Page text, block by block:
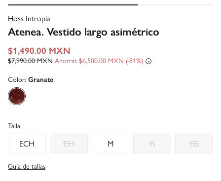
Hoss Intropia
Atenea. Vestido largo asimétrico
$1,490.00 MXN
$7,990.00 MXN Ahorras $6,500.00 MXN 81
Color: Granate
Talla:
ECH CH M G EG
Guía de tallas